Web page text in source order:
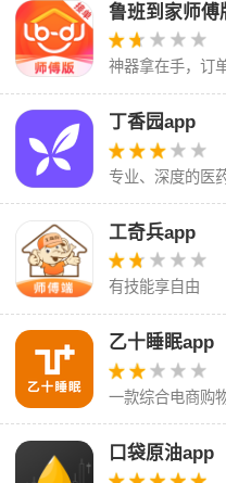
鲁班到家师傅
神器拿在手，订
丁香园app
专业、深度的医
方应用
工奇兵app
有技能享自由
乙十睡眠app
一款综合电商购
口袋原油app